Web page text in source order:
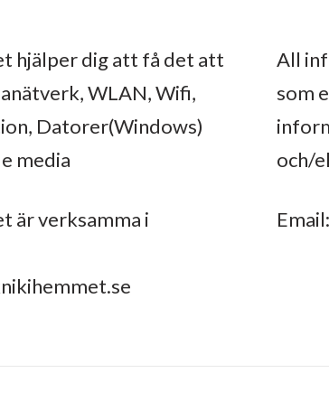
hjälper dig att få det att
WLAN, Wifi,
Datorer(Windows)
media
är verksamma i
All
som
och/
Email: